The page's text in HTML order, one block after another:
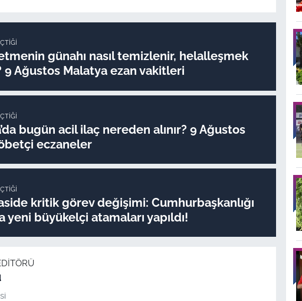
günahı nasıl temizlenir, helalleşmek
9 Ağustos Malatya ezan vakitleri
bugün acil ilaç nereden alınır? 9 Ağustos
eczaneler
kritik görev değişimi: Cumhurbaşkanlığı
yeni büyükelçi atamaları yapıldı!